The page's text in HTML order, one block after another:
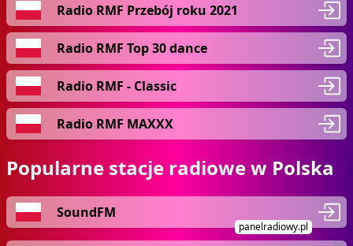
Radio RMF Przebój roku 2021
Radio RMF Top 30 dance
Radio RMF - Classic
Radio RMF MAXXX
Popularne stacje radiowe w Polska
SoundFM
panelradiowy.pl